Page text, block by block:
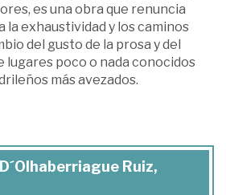
es una obra que renuncia
la exhaustividad y los caminos
del gusto de la prosa y del
lugares poco o nada conocidos
más avezados.
Ruiz,